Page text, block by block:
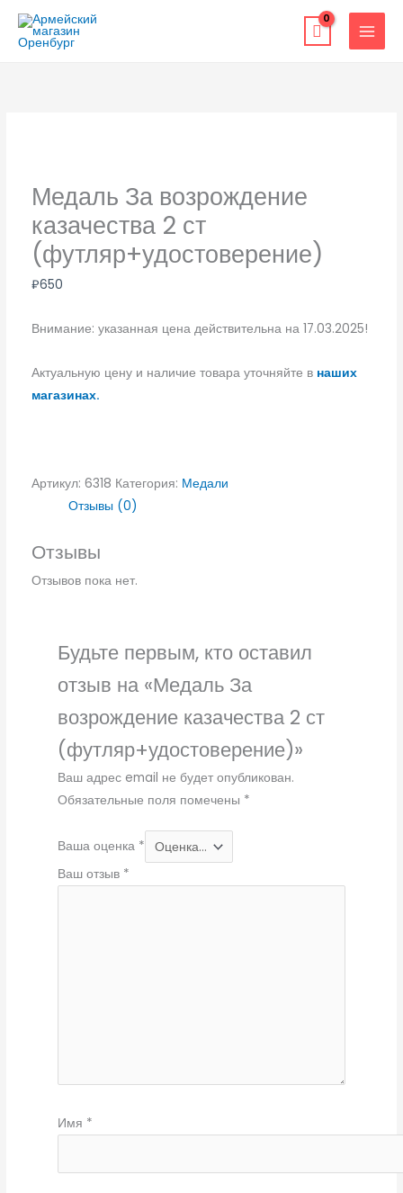
Перейти
содержимому
Медаль За возрождение
казачества 2 ст
(футляр+удостоверение)
₽650
Внимание: указанная цена действительна на 17.03.2025!
Актуальную цену и наличие товара уточняйте в наших
магазинах.
Артикул: 6318 Категория: Медали
Отзывы (0)
Отзывы
Отзывов пока нет.
Будьте первым, кто оставил
отзыв на «Медаль За
возрождение казачества 2 ст
(футляр+удостоверение)»
Ваш адрес email не будет опубликован.
Обязательные поля помечены *
Ваша оценка *
Ваш отзыв *
Имя *